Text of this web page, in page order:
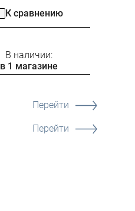
К сравнению
В наличии:
в 1 магазине
Перейти
Перейти